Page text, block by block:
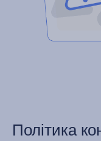
Політика